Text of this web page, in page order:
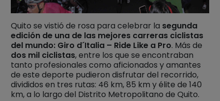
Quito se vistió de rosa para celebrar la segunda
edición de una de las mejores carreras ciclistas
del mundo: Giro d´Italia – Ride Like a Pro. Más de
dos mil ciclistas, entre los que se encontraban
tanto profesionales como aficionados y amantes
de este deporte pudieron disfrutar del recorrido,
divididos en tres rutas: 46 km, 85 km y élite de 140
km, a lo largo del Distrito Metropolitano de Quito.